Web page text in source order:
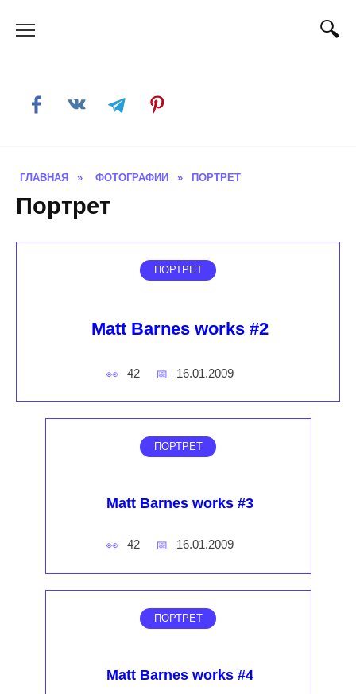
ГЛАВНАЯ » ФОТОГРАФИИ » ПОРТРЕТ
Портрет
ПОРТРЕТ
Matt Barnes works #2
42 16.01.2009
ПОРТРЕТ
Matt Barnes works #3
42 16.01.2009
ПОРТРЕТ
Matt Barnes works #4